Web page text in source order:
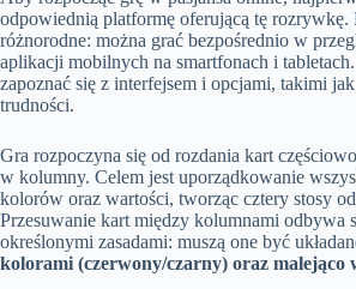
odpowiednią platformę oferującą tę rozrywkę.
różnorodne: można grać bezpośrednio w
aplikacji mobilnych na smartfonach i
zapoznać się z interfejsem i opcjami, takimi
trudności.
Gra rozpoczyna się od rozdania kart
w kolumny. Celem jest uporządkowanie
kolorów oraz wartości, tworząc cztery stosy
Przesuwanie kart między kolumnami odbywa
określonymi zasadami: muszą one być
kolorami (czerwony/czarny) oraz malejąco